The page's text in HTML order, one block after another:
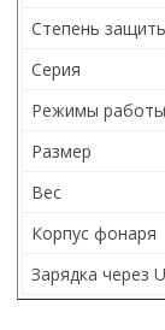
Степень
Серия
Режимы работы
Размер
Вес
Корпус фонаря
Зарядка через